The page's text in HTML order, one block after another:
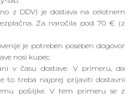
z DDV) je dostava na celotnem
Za naročila pod 70 € (z
je potreben poseben dogovor
nosi kupec.
v času dostave. V primeru, da
to treba najprej prijaviti dostavni
pošiljke. V tem primeru se z